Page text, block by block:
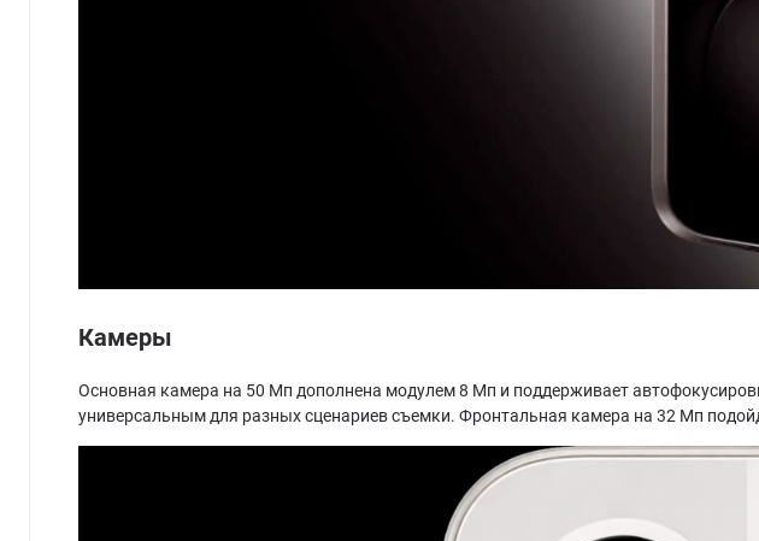
Камеры
Основная камера на 50 Мп дополнена модулем 8 Мп и поддерживает
универсальным для разных сценариев съемки. Фронтальная камера на 32 Мп